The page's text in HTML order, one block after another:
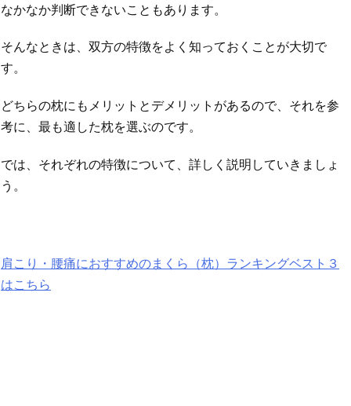
なかなか判断できないこともあります。
そんなときは、双方の特徴をよく知っておくことが大切で
す。
どちらの枕にもメリットとデメリットがあるので、それを参
考に、最も適した枕を選ぶのです。
では、それぞれの特徴について、詳しく説明していきましょ
う。
肩こり・腰痛におすすめのまくら（枕）ランキングベスト３
はこちら